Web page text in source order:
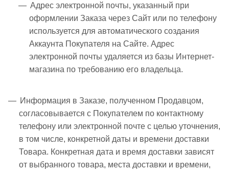
Адрес электронной почты, указанный при
оформлении Заказа через Сайт или по телефону
используется для автоматического создания
Аккаунта Покупателя на Сайте. Адрес
электронной почты удаляется из базы Интернет-
магазина по требованию его владельца.
Информация в Заказе, полученном Продавцом,
согласовывается с Покупателем по контактному
телефону или электронной почте с целью уточнения,
в том числе, конкретной даты и времени доставки
Товара. Конкретная дата и время доставки зависят
от выбранного товара, места доставки и времени,